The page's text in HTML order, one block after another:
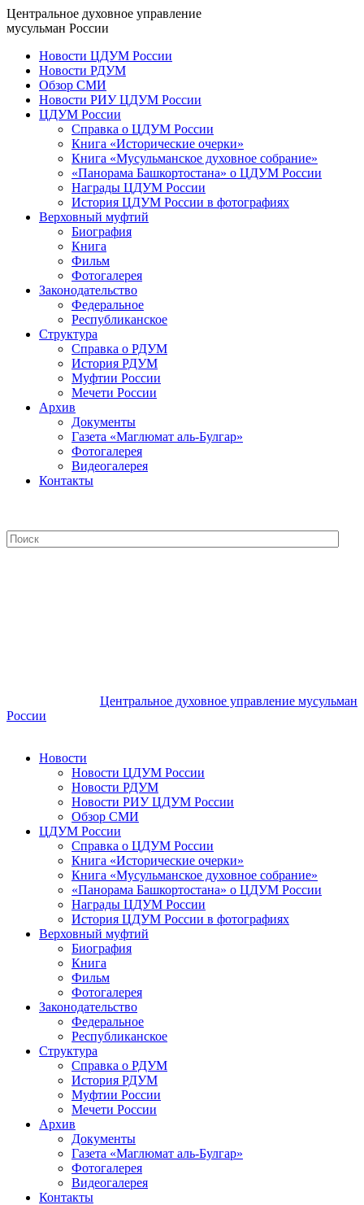
Центральное духовное управление
мусульман России
Новости ЦДУМ России
Новости РДУМ
Обзор СМИ
Новости РИУ ЦДУМ России
ЦДУМ России
Справка о ЦДУМ России
Книга «Исторические очерки»
Книга «Мусульманское духовное собрание»
«Панорама Башкортостана» о ЦДУМ России
Награды ЦДУМ России
История ЦДУМ России в фотографиях
Верховный муфтий
Биография
Книга
Фильм
Фотогалерея
Законодательство
Федеральное
Республиканское
Структура
Справка о РДУМ
История РДУМ
Муфтии России
Мечети России
Архив
Документы
Газета «Маглюмат аль-Булгар»
Фотогалерея
Видеогалерея
Контакты
Центральное духовное управление мусульман
России
Новости
Новости ЦДУМ России
Новости РДУМ
Новости РИУ ЦДУМ России
Обзор СМИ
ЦДУМ России
Справка о ЦДУМ России
Книга «Исторические очерки»
Книга «Мусульманское духовное собрание»
«Панорама Башкортостана» о ЦДУМ России
Награды ЦДУМ России
История ЦДУМ России в фотографиях
Верховный муфтий
Биография
Книга
Фильм
Фотогалерея
Законодательство
Федеральное
Республиканское
Структура
Справка о РДУМ
История РДУМ
Муфтии России
Мечети России
Архив
Документы
Газета «Маглюмат аль-Булгар»
Фотогалерея
Видеогалерея
Контакты